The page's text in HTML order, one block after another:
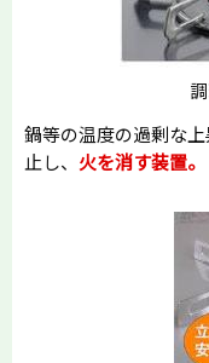
鍋等の温度の過剰な
止し、 火を消す装置。